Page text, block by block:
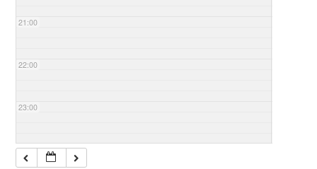
21:00
22:00
23:00